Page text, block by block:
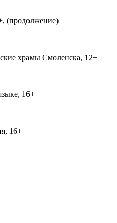
(продолжение)
храмы Смоленска, 12+
16+
16+